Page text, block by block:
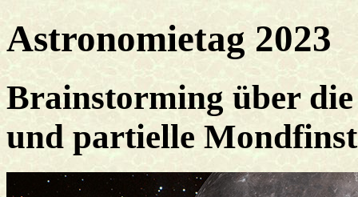
Astronomietag 2023
Brainstorming über
und partielle